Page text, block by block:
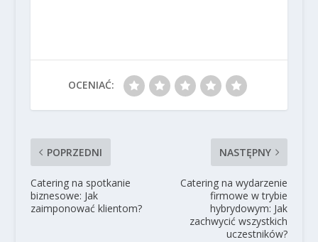
OCENIAĆ:
POPRZEDNI
Catering na spotkanie
biznesowe: Jak
zaimponować klientom?
NASTĘPNY
Catering na wydarzenie
firmowe w trybie
hybrydowym: Jak
zachwycić wszystkich
uczestników?